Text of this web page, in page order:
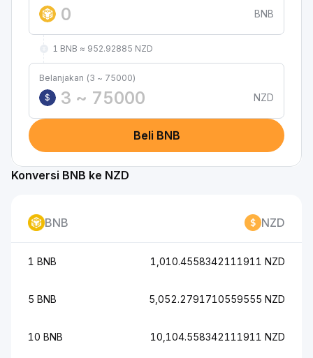
BNB
1 BNB ≈ 952.92885 NZD
Belanjakan (3 ~ 75000)
$
NZD
Beli BNB
Konversi BNB ke NZD
BNB NZD
1 BNB 1,010.4558342111911 NZD
5 BNB 5,052.2791710559555 NZD
10 BNB 10,104.558342111911 NZD